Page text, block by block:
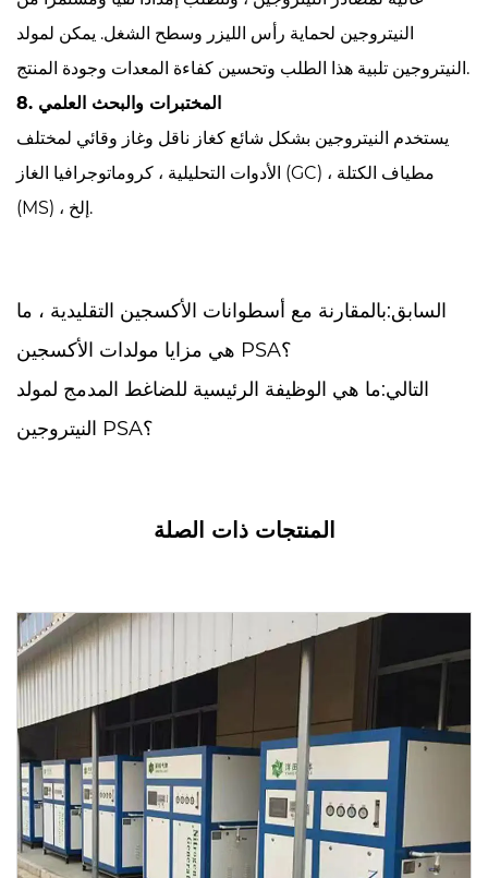
النيتروجين لحماية رأس الليزر وسطح الشغل. يمكن لمولد
النيتروجين تلبية هذا الطلب وتحسين كفاءة المعدات وجودة المنتج.
8. المختبرات والبحث العلمي
يستخدم النيتروجين بشكل شائع كغاز ناقل وغاز وقائي لمختلف
الأدوات التحليلية ، كروماتوجرافيا الغاز (GC) ، مطياف الكتلة
(MS) ، إلخ.
السابق:بالمقارنة مع أسطوانات الأكسجين التقليدية ، ما
هي مزايا مولدات الأكسجين PSA؟
التالي:ما هي الوظيفة الرئيسية للضاغط المدمج لمولد
النيتروجين PSA؟
المنتجات ذات الصلة